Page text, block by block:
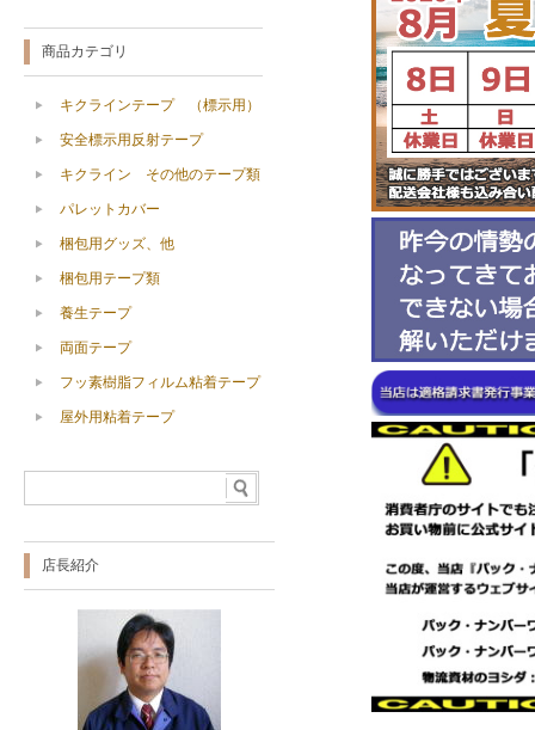
商品カテゴリ
キクラインテープ （標示用）
安全標示用反射テープ
キクライン その他のテープ類
パレットカバー
梱包用グッズ、他
梱包用テープ類
養生テープ
両面テープ
フッ素樹脂フィルム粘着テープ
屋外用粘着テープ
店長紹介